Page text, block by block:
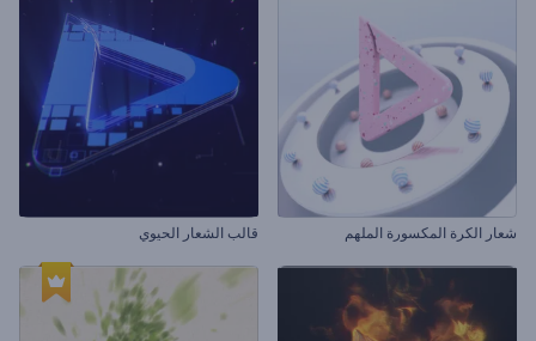
شعار الكرة المكسورة الملهم قالب الشعار الحيوي